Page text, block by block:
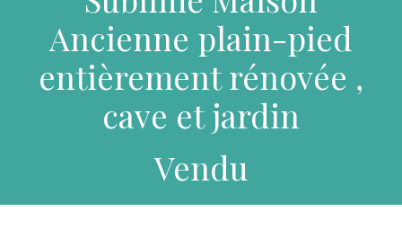
Ancienne plain-pied
entièrement rénovée ,
cave et jardin
Vendu